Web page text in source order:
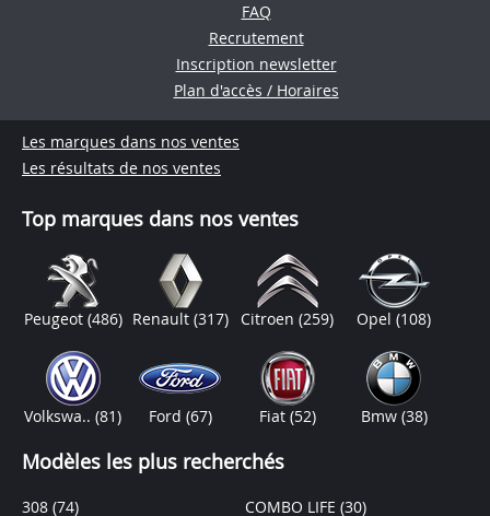
FAQ
Recrutement
Inscription newsletter
Plan d'accès / Horaires
Les marques dans nos ventes
Les résultats de nos ventes
Top marques dans nos ventes
Peugeot (486) Renault (317) Citroen(259) Opel(108)
Volkswa..(81) Ford (67) Fiat (52) Bmw (38)
Modèles les plus recherchés
308 (74) COMBO LIFE (30)